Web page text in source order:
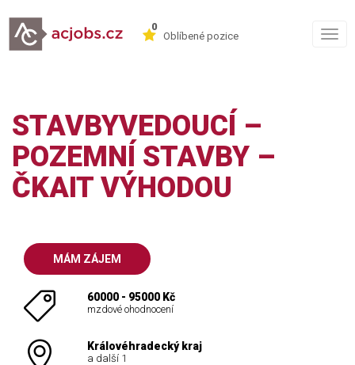
0
Oblíbené pozice
STAVBYVEDOUCÍ –
POZEMNÍ STAVBY –
ČKAIT VÝHODOU
MÁM ZÁJEM
60000 - 95000 Kč
mzdové ohodnocení
Královéhradecký kraj
a další 1